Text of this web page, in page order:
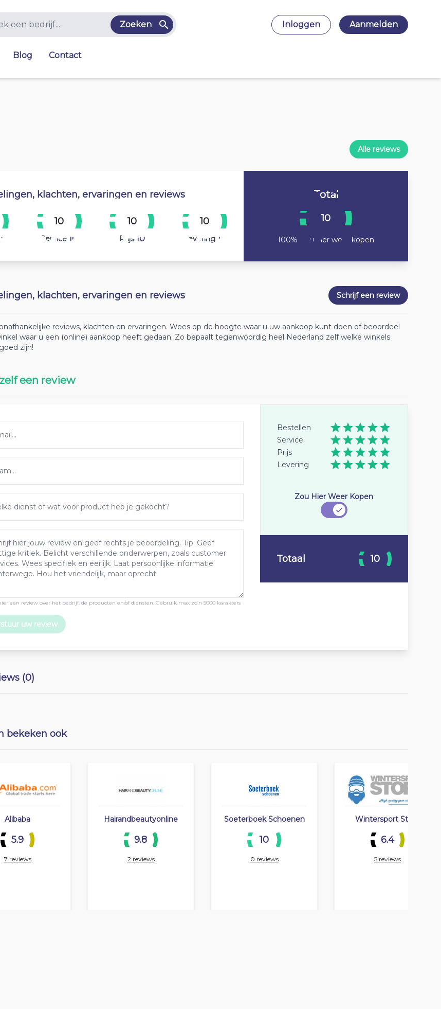
Zoeken Inloggen Aanmelden
Blog Contact
Alle reviews
klachten, ervaringen en reviews
10
10
Service 10
10
Prijs 10
10
Levering 10
Total
10
100% Zou hier weer kopen
klachten, ervaringen en reviews Schrijf een review
reviews, klachten en ervaringen. Wees op de hoogte waar u uw aankoop kunt doen of beoordeel
waar u een (online) aankoop heeft gedaan. Zo bepaalt tegenwoordig heel Nederland zelf welke winkels
zijn!
een review
een review over het bedrijf, de producten en/of diensten. Gebruik max zo’n 5000 karakters
uw review
Bestellen
Service
Prijs
Levering
Zou Hier Weer Kopen
Totaal 10
(0)
bekeken ook
Alibaba
5.9
7 reviews
Hairandbeautyonline
9.8
2 reviews
Soeterboek Schoenen
10
0 reviews
Wintersport Store
6.4
5 reviews